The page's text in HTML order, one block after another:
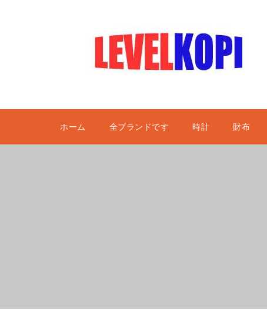
ホーム 全ブランドです 時計 財布